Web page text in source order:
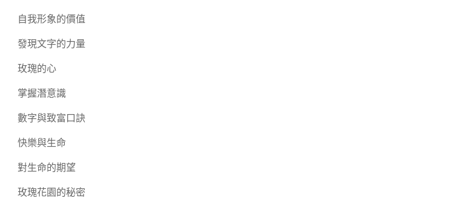
自我形象的價值
發現文字的力量
玫瑰的心
掌握潛意識
數字與致富口訣
快樂與生命
對生命的期望
玫瑰花園的秘密